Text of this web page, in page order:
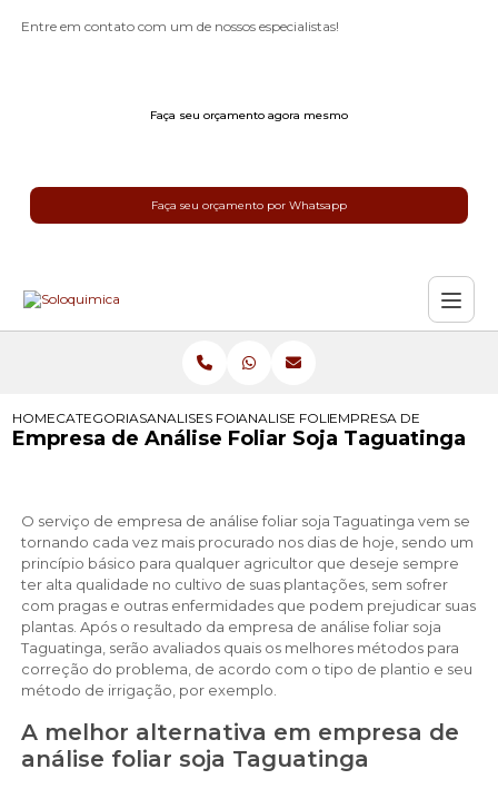
Entre em contato com um de nossos especialistas!
Faça seu orçamento agora mesmo
Faça seu orçamento por Whatsapp
HOMECATEGORIASANALISES FOLIARANALISE FOLIAR CAFEEMPRESA DE ANALISE
Empresa de Análise Foliar Soja Taguatinga
O serviço de empresa de análise foliar soja Taguatinga vem se
tornando cada vez mais procurado nos dias de hoje, sendo um
princípio básico para qualquer agricultor que deseje sempre
ter alta qualidade no cultivo de suas plantações, sem sofrer
com pragas e outras enfermidades que podem prejudicar suas
plantas. Após o resultado da empresa de análise foliar soja
Taguatinga, serão avaliados quais os melhores métodos para
correção do problema, de acordo com o tipo de plantio e seu
método de irrigação, por exemplo.
A melhor alternativa em empresa de
análise foliar soja Taguatinga